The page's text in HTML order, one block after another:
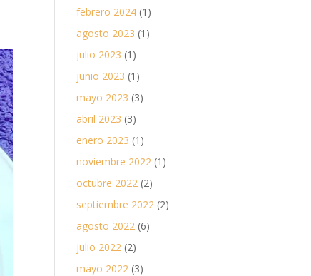
febrero 2024 (1)
agosto 2023 (1)
julio 2023 (1)
junio 2023 (1)
mayo 2023 (3)
abril 2023 (3)
enero 2023 (1)
noviembre 2022 (1)
octubre 2022 (2)
septiembre 2022 (2)
agosto 2022 (6)
julio 2022 (2)
mayo 2022 (3)